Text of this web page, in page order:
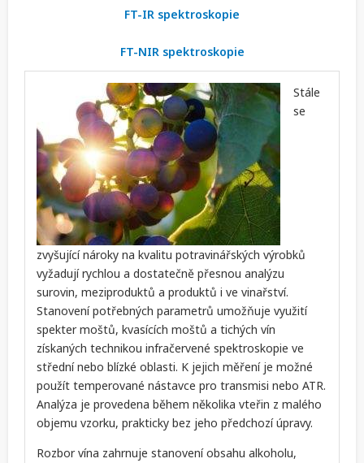
FT-IR spektroskopie
FT-NIR spektroskopie
Stále
se
zvyšující nároky na kvalitu potravinářských výrobků
vyžadují rychlou a dostatečně přesnou analýzu
surovin, meziproduktů a produktů i ve vinařství.
Stanovení potřebných parametrů umožňuje využití
spekter moštů, kvasících moštů a tichých vín
získaných technikou infračervené spektroskopie ve
střední nebo blízké oblasti. K jejich měření je možné
použít temperované nástavce pro transmisi nebo ATR.
Analýza je provedena během několika vteřin z malého
objemu vzorku, prakticky bez jeho předchozí úpravy.
Rozbor vína zahrnuje stanovení obsahu alkoholu,